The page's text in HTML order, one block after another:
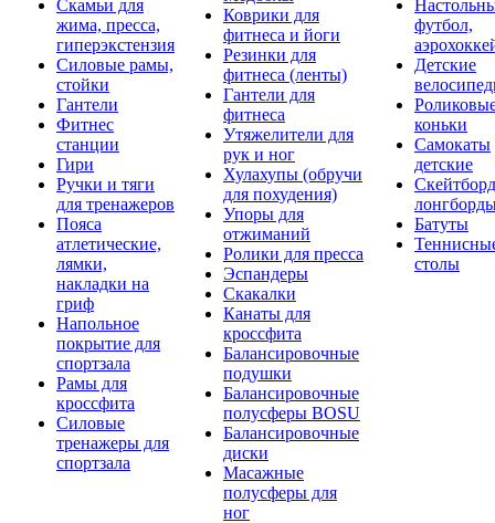
Скамьи для
жима, пресса,
гиперэкстензия
Силовые рамы,
стойки
Гантели
Фитнес
станции
Гири
Ручки и тяги
для тренажеров
Пояса
атлетические,
лямки,
накладки на
гриф
Напольное
покрытие для
спортзала
Рамы для
кроссфита
Силовые
тренажеры для
спортзала
Коврики для
фитнеса и йоги
Резинки для
фитнеса (ленты)
Гантели для
фитнеса
Утяжелители для
рук и ног
Хулахупы (обручи
для похудения)
Упоры для
отжиманий
Ролики для пресса
Эспандеры
Скакалки
Канаты для
кроссфита
Балансировочные
подушки
Балансировочные
полусферы BOSU
Балансировочные
диски
Масажные
полусферы для
ног
футбол,
Детские
коньки
Самокаты
детские
Батуты
столы